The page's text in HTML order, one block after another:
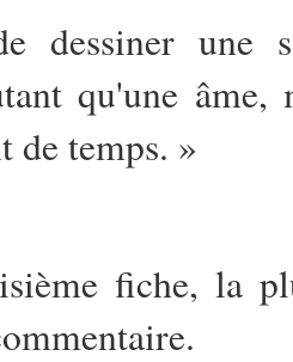
dessiner une
qu'une
de temps. »
fiche, la